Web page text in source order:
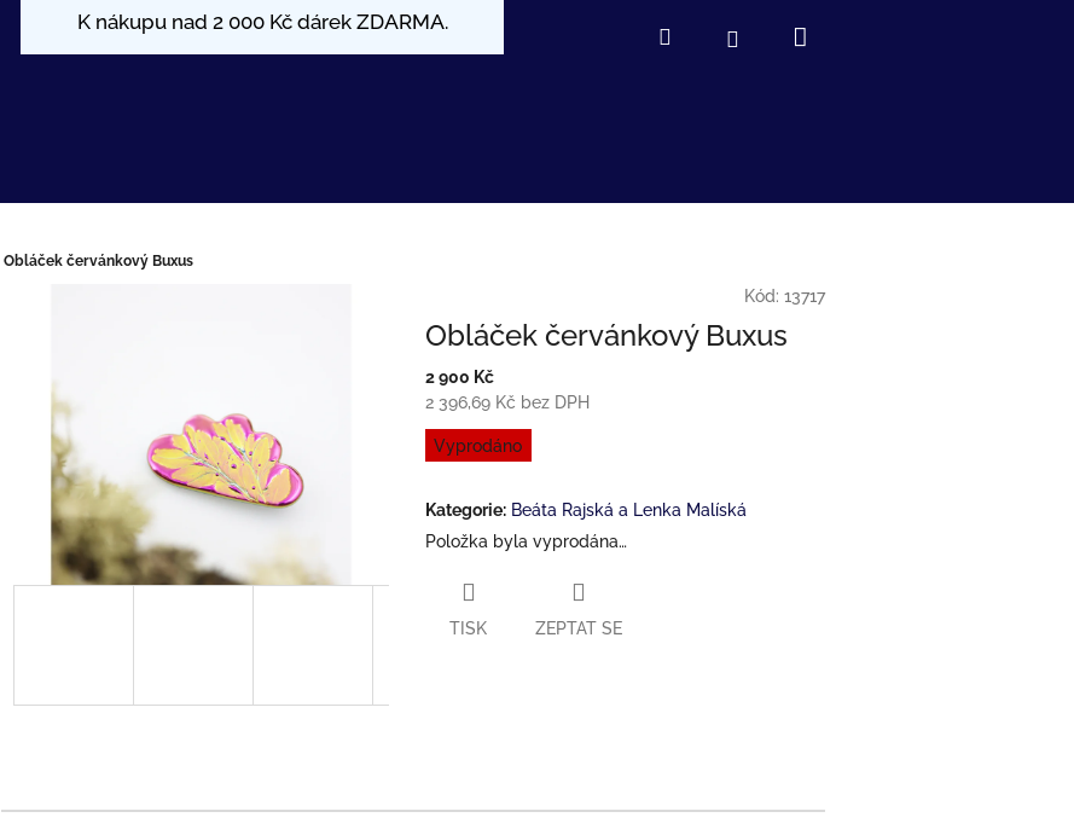
Hledat Přihlášení
Obláček červánkový Buxus
Kód: 13717
Obláček červánkový Buxus
2 900 Kč
2 396,69 Kč bez DPH
Měrná
cena:
Vyprodáno
Kategorie: Beáta Rajská a Lenka Malíská
Položka byla vyprodána…
TISK ZEPTAT SE